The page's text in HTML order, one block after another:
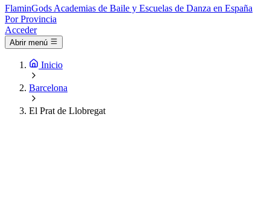
FlaminGods Academias de Baile y Escuelas de Danza en España
Por Provincia
Acceder
Abrir menú
Inicio
Barcelona
El Prat de Llobregat